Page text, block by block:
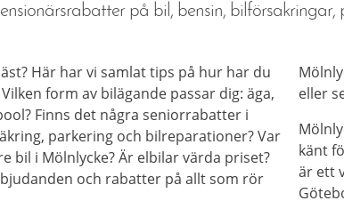
på bil, bensin,
Här har vi samlat tips på hur har du
form av bilägande passar dig: äga,
Finns det några seniorrabatter i
parkering och bilreparationer? Var
bil i Mölnlycke? Är elbilar värda priset?
och rabatter på allt som rör
eller
känt
är ett